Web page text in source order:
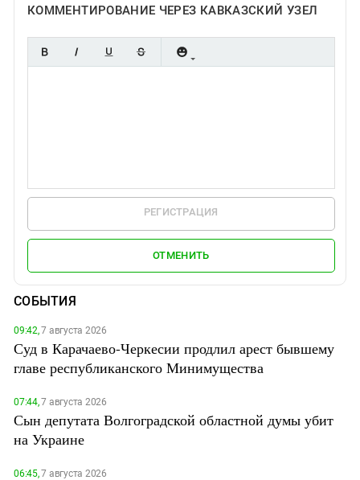
КОММЕНТИРОВАНИЕ ЧЕРЕЗ КАВКАЗСКИЙ УЗЕЛ
РЕГИСТРАЦИЯ
ОТМЕНИТЬ
СОБЫТИЯ
09:42,7 августа 2026
Суд в Карачаево-Черкесии продлил арест бывшему
главе республиканского Минимущества
07:44,7 августа 2026
Сын депутата Волгоградской областной думы убит
на Украине
06:45,7 августа 2026